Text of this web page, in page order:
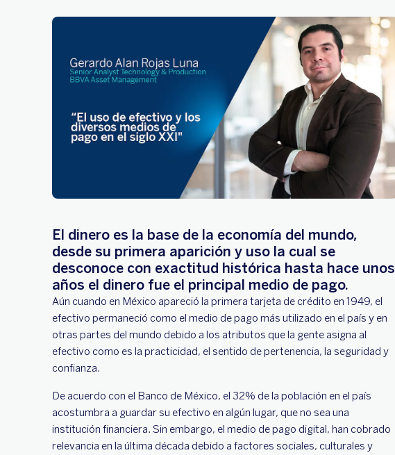
El dinero es la base de la economía del mundo,
desde su primera aparición y uso la cual se
desconoce con exactitud histórica hasta hace unos
años el dinero fue el principal medio de pago.
Aún cuando en México apareció la primera tarjeta de crédito en 1949, el
efectivo permaneció como el medio de pago más utilizado en el país y en
otras partes del mundo debido a los atributos que la gente asigna al
efectivo como es la practicidad, el sentido de pertenencia, la seguridad y
confianza.
De acuerdo con el Banco de México, el 32% de la población en el país
acostumbra a guardar su efectivo en algún lugar, que no sea una
institución financiera. Sin embargo, el medio de pago digital, han cobrado
relevancia en la última década debido a factores sociales, culturales y